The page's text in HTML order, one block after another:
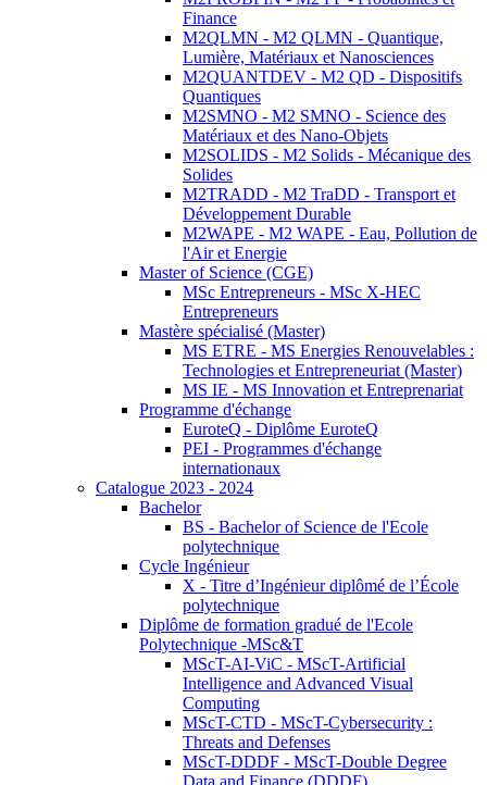
Finance
M2QLMN - M2 QLMN - Quantique,
Lumière, Matériaux et Nanosciences
M2QUANTDEV - M2 QD - Dispositifs
Quantiques
M2SMNO - M2 SMNO - Science des
Matériaux et des Nano-Objets
M2SOLIDS - M2 Solids - Mécanique des
Solides
M2TRADD - M2 TraDD - Transport et
Développement Durable
M2WAPE - M2 WAPE - Eau, Pollution de
l'Air et Energie
Master of Science (CGE)
MSc Entrepreneurs - MSc X-HEC
Entrepreneurs
Mastère spécialisé (Master)
MS ETRE - MS Energies Renouvelables :
Technologies et Entrepreneuriat (Master)
MS IE - MS Innovation et Entreprenariat
Programme d'échange
EuroteQ - Diplôme EuroteQ
PEI - Programmes d'échange
internationaux
Catalogue 2023 - 2024
Bachelor
BS - Bachelor of Science de l'Ecole
polytechnique
Cycle Ingénieur
X - Titre d’Ingénieur diplômé de l’École
polytechnique
Diplôme de formation gradué de l'Ecole
Polytechnique -MSc&T
MScT-AI-ViC - MScT-Artificial
Intelligence and Advanced Visual
Computing
MScT-CTD - MScT-Cybersecurity :
Threats and Defenses
MScT-DDDF - MScT-Double Degree
Data and Finance (DDDF)